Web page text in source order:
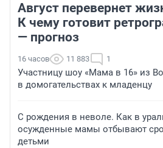
Август перевернет
К чему готовит
— прогноз
16 часов 11 883 1
Участницу шоу «Мама в 16» из
в домогательствах к младенцу
С рождения в неволе. Как в
осужденные мамы отбывают
детьми